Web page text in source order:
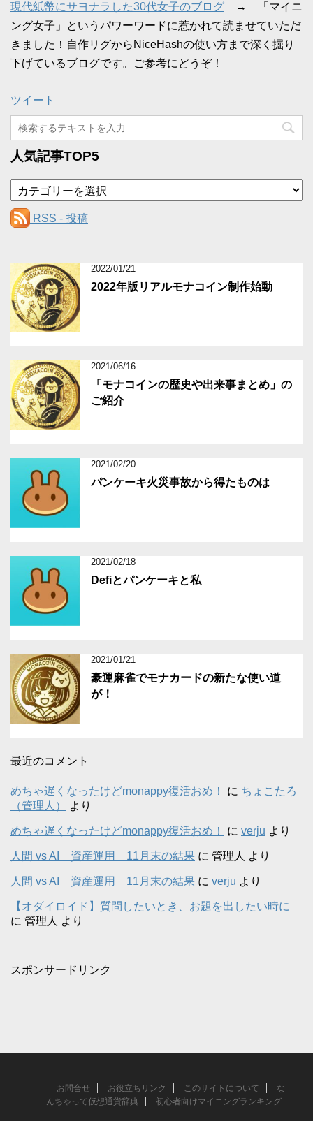
現代紙幣にサヨナラした30代女子のブログ → 「マイニ
ング女子」というパワーワードに惹かれて読ませていただ
きました！自作リグからNiceHashの使い方まで深く掘り
下げているブログです。ご参考にどうぞ！
ツイート
人気記事TOP5
テ
ゴ
リ
RSS - 投稿
2022/01/21
2022年版リアルモナコイン制作始動
2021/06/16
「モナコインの歴史や出来事まとめ」の
ご紹介
2021/02/20
パンケーキ火災事故から得たものは
2021/02/18
Defiとパンケーキと私
2021/01/21
豪運麻雀でモナカードの新たな使い道
が！
最近のコメント
めちゃ遅くなったけどmonappy復活おめ！ に ちょこたろ
（管理人）
より
めちゃ遅くなったけどmonappy復活おめ！ に verju より
人間 vs AI 資産運用 11月末の結果 に 管理人 より
人間 vs AI 資産運用 11月末の結果 に verju より
【オダイロイド】質問したいとき、お題を出したい時に
に 管理人 より
スポンサードリンク
お問合せ お役立ちリンク このサイトについて
な
んちゃって仮想通貨辞典
初心者向けマイニングランキング